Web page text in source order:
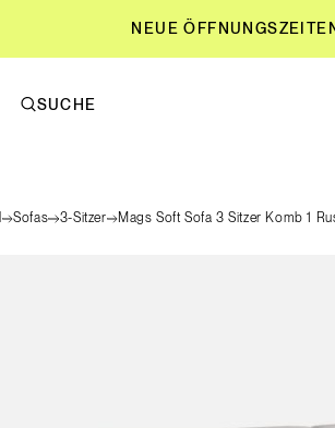
NEUE
SUCHE
Sofas 3-Sitzer Mags Soft Sofa 3 Sitzer Komb 1